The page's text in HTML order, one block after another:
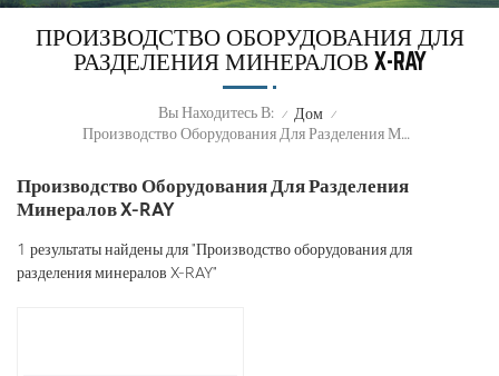
ПРОИЗВОДСТВО ОБОРУДОВАНИЯ ДЛЯ
РАЗДЕЛЕНИЯ МИНЕРАЛОВ X-RAY
Вы Находитесь В: / Дом /
Производство Оборудования Для Разделения Минералов X-RAY
Производство Оборудования Для Разделения
Минералов X-RAY
1 результаты найдены для "Производство оборудования для
разделения минералов X-RAY"